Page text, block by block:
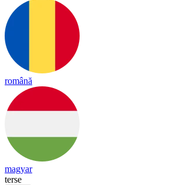
română
magyar
terse